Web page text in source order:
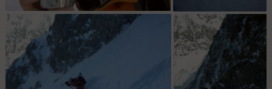
Col de Burlan : Jybbbi à la caméra..on
attend la vidéo..
Col de Burlan : Jybbbi
au départ